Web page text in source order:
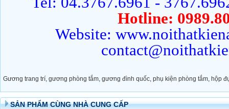
Hotline:
Website: www.n
Gương trang trí, gương phòng tắm, gương đình quốc, phụ kiện phòng tắm, hộp
SẢN PHẨM CÙNG NHÀ CUNG CẤP